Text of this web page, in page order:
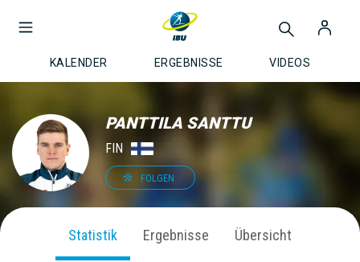
KALENDER ERGEBNISSE VIDEOS
PANTTILA SANTTU
FIN
FOLGEN
Statistik Ergebnisse Übersicht